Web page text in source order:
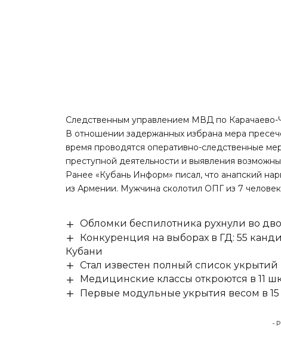
Следственным управлением МВД по
В отношении задержанных избрана мера
время проводятся оперативно-следственные
преступной деятельности и выявления
Ранее «Кубань Информ» писал, что анапский
из Армении. Мужчина сколотил ОПГ из 7
Обломки беспилотника рухнули во
Конкуренция на выборах в ГД: 55
Кубани
Стал известен полный список
Медицинские классы откроются в 11
Первые модульные укрытия весом в
-